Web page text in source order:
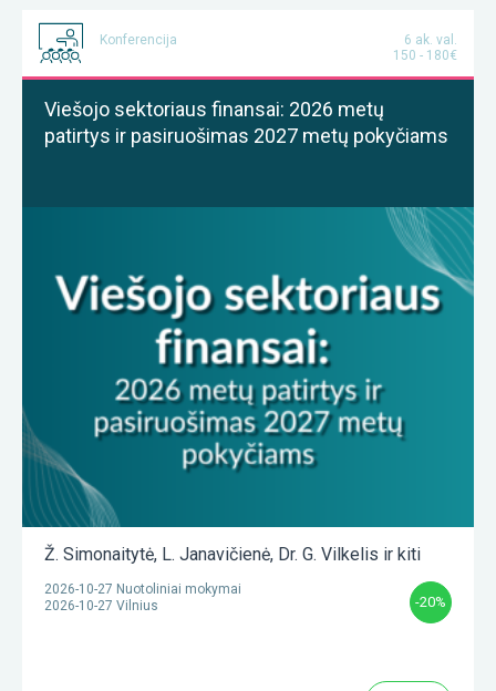
Konferencija
6 ak. val.
150 - 180€
Viešojo sektoriaus finansai: 2026 metų
patirtys ir pasiruošimas 2027 metų pokyčiams
Ž. Simonaitytė, L. Janavičienė, Dr. G. Vilkelis ir kiti
2026-10-27 Nuotoliniai mokymai
2026-10-27 Vilnius
-20%